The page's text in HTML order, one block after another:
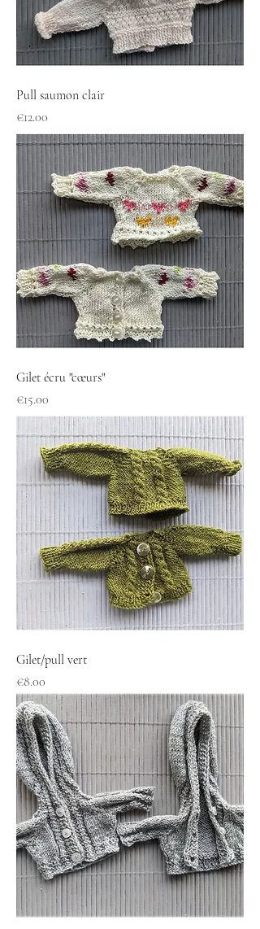
Pull saumon clair
Price
€12.00
Gilet écru "cœurs"
Price
€15.00
Gilet/pull vert
Price
€8.00